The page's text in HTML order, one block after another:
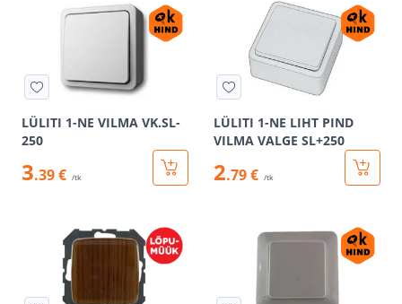
LÜLITI 1-NE VILMA VK.SL-
250
3.39 € /tk
LÜLITI 1-NE LIHT PIND
VILMA VALGE SL+250
2.79 € /tk